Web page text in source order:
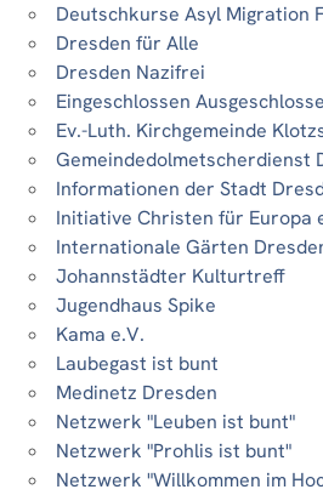
Deutschkurse Asyl Migration
Dresden für Alle
Dresden Nazifrei
Eingeschlossen
Ev.-Luth. Kirchgemeinde
Gemeindedolmetscherdienst
Informationen der Stadt
Initiative Christen für Europa
Internationale Gärten
Johannstädter Kulturtreff
Jugendhaus Spike
Kama e.V.
Laubegast ist bunt
Medinetz Dresden
Netzwerk "Leuben ist bunt"
Netzwerk "Prohlis ist bunt"
Netzwerk "Willkommen im